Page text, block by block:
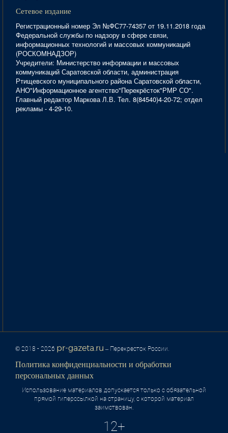
Сетевое издание
Регистрационный номер Эл №ФС77-74357 от 19.11.2018 года
Федеральной службы по надзору в сфере связи,
информационных технологий и массовых коммуникаций
(РОСКОМНАДЗОР)
Учредители: Министерство информации и массовых
коммуникаций Саратовской области, администрация
Ртищевского муниципального района Саратовской области,
АНО"Информационное агентство"Перекрёсток"РМР СО".
Главный редактор Маркова Л.В. Тел. 8(84540)4-20-72; отдел
рекламы - 4-29-10.
© 2018 - 2026 pr-gazeta.ru – Перекресток России.
Политика конфиденциальности и обработки
персональных данных
Использование материалов допускается только с обязательной
прямой гиперссылкой на страницу, с которой материал
заимствован.
12+